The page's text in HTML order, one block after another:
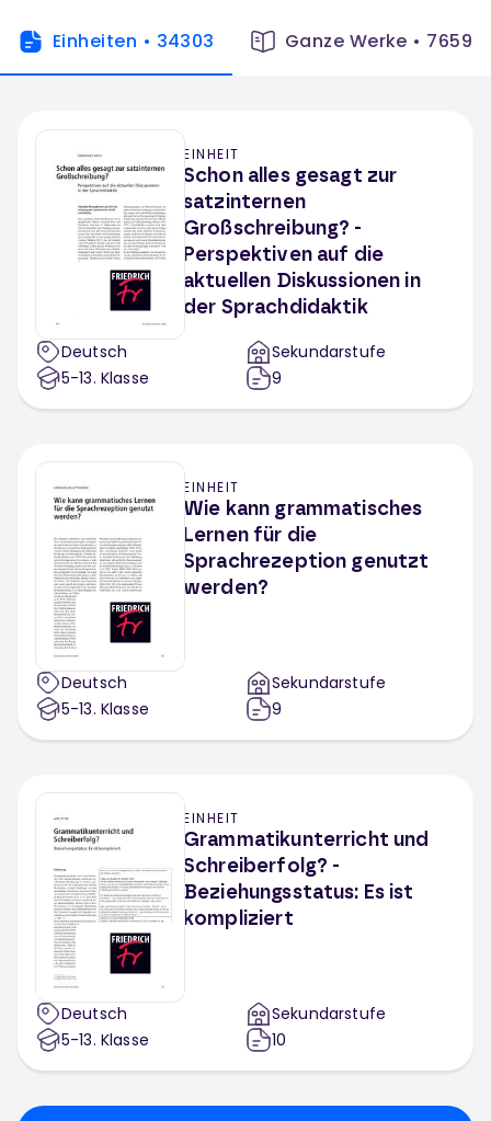
Wortschatzarbeit
Einheiten • 34303 Ganze Werke • 7659
EINHEIT
Schon alles gesagt zur
satzinternen
Großschreibung? -
Perspektiven auf die
aktuellen Diskussionen in
der Sprachdidaktik
Deutsch
5-13. Klasse
Sekundarstufe
9
EINHEIT
Wie kann grammatisches
Lernen für die
Sprachrezeption genutzt
werden?
Deutsch
5-13. Klasse
Sekundarstufe
9
EINHEIT
Grammatikunterricht und
Schreiberfolg? -
Beziehungsstatus: Es ist
kompliziert
Deutsch
5-13. Klasse
Sekundarstufe
10